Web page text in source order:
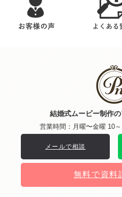
結婚式ムービー制作
営業時間：月曜〜金曜 10
メールで相談
無料で資料